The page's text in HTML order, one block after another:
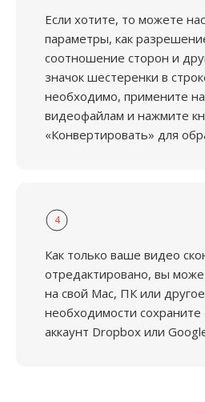
Если хотите, то можете
параметры, как
соотношение сторон и
значок шестеренки в
необходимо, примените
видеофайлам и нажмите
«Конвертировать» для
4
Как только ваше видео
отредактировано, вы
на свой Mac, ПК или
необходимости сохраните
аккаунт Dropbox или